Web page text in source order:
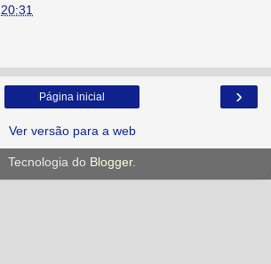
20:31
›
Página inicial
Ver versão para a web
Tecnologia do Blogger.